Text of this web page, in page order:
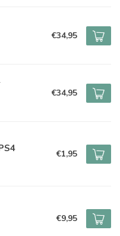
€34,95
€34,95
€1,95
€9,95